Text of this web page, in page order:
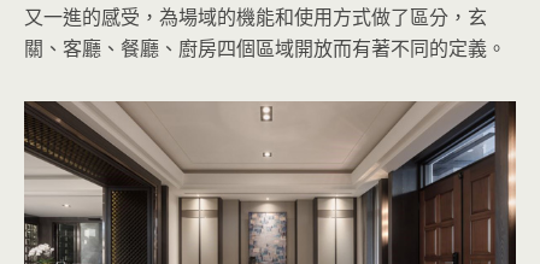
又一進的感受，為場域的機能和使用方式做了區分，玄
關、客廳、餐廳、廚房四個區域開放而有著不同的定義。